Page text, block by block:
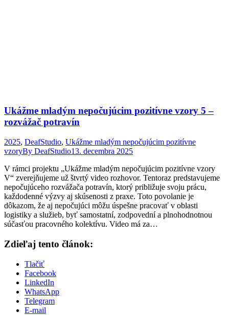
Ukážme mladým nepočujúcim pozitívne vzory 5 –
rozvážač potravín
2025, DeafStudio, Ukážme mladým nepočujúcim pozitívne
vzoryBy DeafStudio13. decembra 2025
V rámci projektu „Ukážme mladým nepočujúcim pozitívne vzory
V“ zverejňujeme už štvrtý video rozhovor. Tentoraz predstavujeme
nepočujúceho rozvážača potravín, ktorý približuje svoju prácu,
každodenné výzvy aj skúsenosti z praxe. Toto povolanie je
dôkazom, že aj nepočujúci môžu úspešne pracovať v oblasti
logistiky a služieb, byť samostatní, zodpovední a plnohodnotnou
súčasťou pracovného kolektívu. Video má za…
Zdieľaj tento článok:
Tlačiť
Facebook
LinkedIn
WhatsApp
Telegram
E-mail